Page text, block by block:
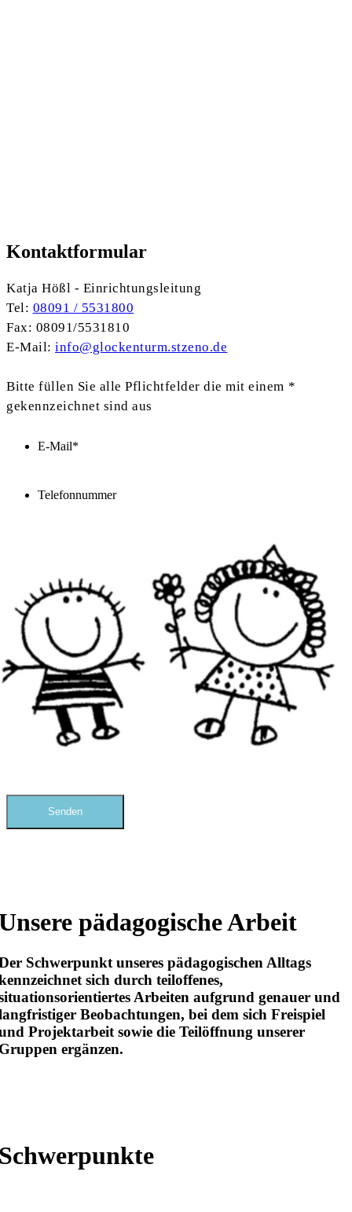
Kontaktformular
Katja Hößl - Einrichtungsleitung
Tel: 08091 / 5531800
Fax: 08091/5531810
E-Mail:info@glockenturm.stzeno.de
Bitte füllen Sie alle Pflichtfelder die mit einem *
gekennzeichnet sind aus
E-Mail*
Telefonnummer
Anliegen
Datenschutz*
pädagogische Arbeit
Schwerpunkt unseres pädagogischen Alltags
sich durch teiloffenes,
Arbeiten aufgrund genauer und
Beobachtungen, bei dem sich Freispiel
Projektarbeit sowie die Teilöffnung unserer
ergänzen.